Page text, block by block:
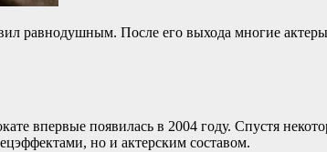
равнодушным. После его выхода многие
впервые появилась в 2004 году. Спустя
но и актерским составом.